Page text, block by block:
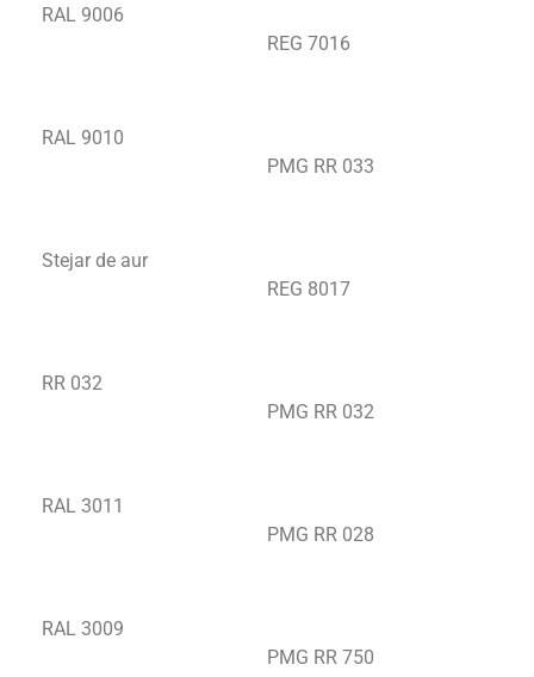
RAL 9006
RAL 9010
Stejar de aur
RR 032
RAL 3011
RAL 3009
REG 7016
PMG RR 033
REG 8017
PMG RR 032
PMG RR 028
PMG RR 750